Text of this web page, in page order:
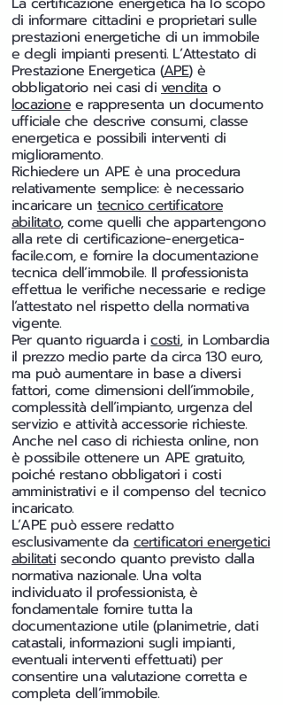
di informare cittadini e proprietari sulle
prestazioni energetiche di un immobile
e degli impianti presenti. L’Attestato di
Prestazione Energetica (APE) è
obbligatorio nei casi di venditao
locazionee rappresenta un documento
ufficiale che descrive consumi, classe
energetica e possibili interventi di
miglioramento.
Richiedere un APE è una procedura
relativamente semplice: è necessario
incaricare untecnico certificatore
abilitato, come quelli che appartengono
alla rete di certificazione-energetica-
facile.com, e fornire la documentazione
tecnica dell’immobile. Il professionista
effettua le verifiche necessarie e redige
l’attestato nel rispetto della normativa
vigente.
Per quanto riguarda icosti, in Lombardia
il prezzo medio parte da circa 130 euro,
ma può aumentare in base a diversi
fattori, come dimensioni dell’immobile,
complessità dell’impianto, urgenza del
servizio e attività accessorie richieste.
Anche nel caso di richiesta online, non
è possibile ottenere un APE gratuito,
poiché restano obbligatori i costi
amministrativi e il compenso del tecnico
incaricato.
L’APE può essere redatto
esclusivamente dacertificatori energetici
abilitatisecondo quanto previsto dalla
normativa nazionale. Una volta
individuato il professionista, è
fondamentale fornire tutta la
documentazione utile (planimetrie, dati
catastali, informazioni sugli impianti,
eventuali interventi effettuati) per
consentire una valutazione corretta e
completa dell’immobile.